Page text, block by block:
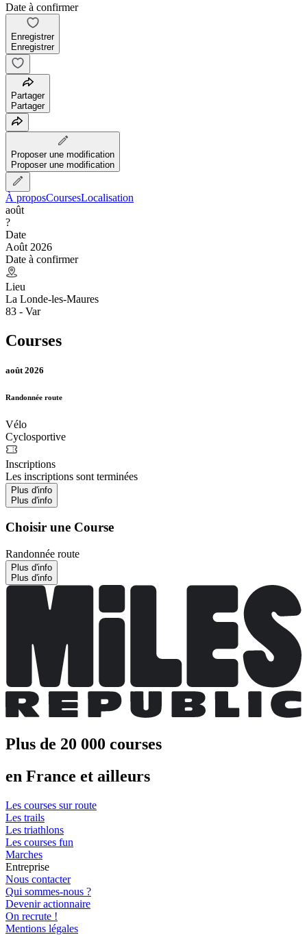
Date à confirmer
Enregistrer
Enregistrer
Partager
Partager
Proposer une modification
Proposer une modification
À proposCoursesLocalisation
août
?
Date
Août 2026
Date à confirmer
Lieu
La Londe-les-Maures
83 - Var
Courses
août 2026
Randonnée route
Vélo
Cyclosportive
Inscriptions
Les inscriptions sont terminées
Plus d'info
Plus d'info
Choisir une Course
Randonnée route
Plus d'info
Plus d'info
Plus de 20 000 courses
en France et ailleurs
Les courses sur route
Les trails
Les triathlons
Les courses fun
Marches
Entreprise
Nous contacter
Qui sommes-nous ?
Devenir actionnaire
On recrute !
Mentions légales